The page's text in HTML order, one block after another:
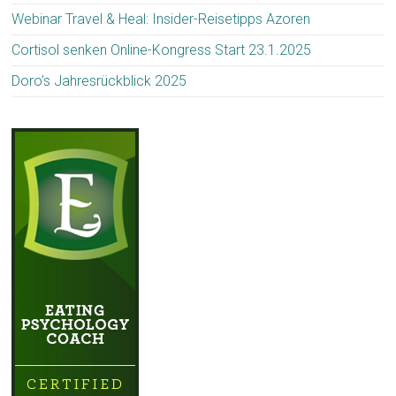
Webinar Travel & Heal: Insider-Reisetipps Azoren
Cortisol senken Online-Kongress Start 23.1.2025
Doro’s Jahresrückblick 2025